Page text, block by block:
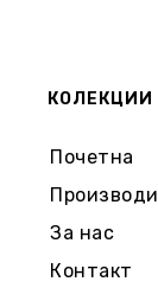
КОЛЕКЦИИ
Почетна
Производи
За нас
Контакт